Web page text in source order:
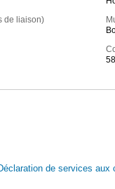
de liaison)
de services aux